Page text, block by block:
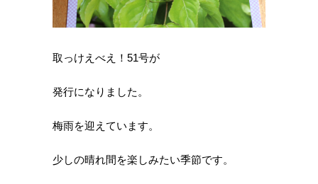
取っけえべえ！51号が
発行になりました。
梅雨を迎えています。
少しの晴れ間を楽しみたい季節です。